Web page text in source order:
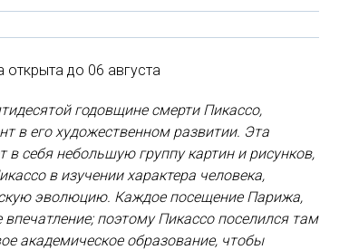
открыта до 06 августа
годовщине смерти Пикассо,
в его художественном развитии. Эта
себя небольшую группу картин и рисунков,
в изучении характера человека,
эволюцию. Каждое посещение Парижа,
поэтому Пикассо поселился там
академическое образование, чтобы